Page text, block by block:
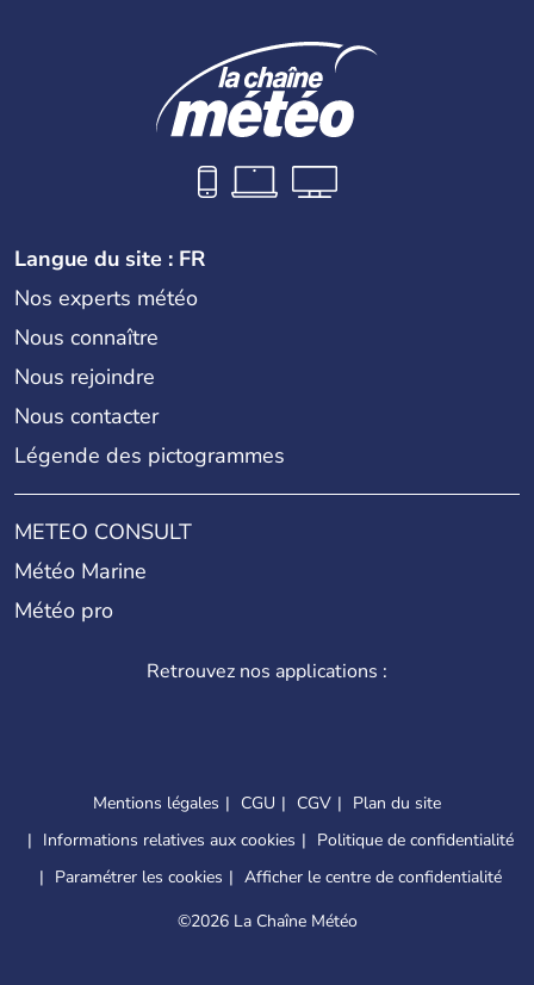
Langue du site : FR
Nos experts météo
Nous connaître
Nous rejoindre
Nous contacter
Légende des pictogrammes
METEO CONSULT
Météo Marine
Météo pro
Retrouvez nos applications :
Mentions légales CGU CGV
Plan du site
Informations relatives aux cookies
Politique de confidentialité
Paramétrer les cookies
Afficher le centre de confidentialité
©2026 La Chaîne Météo